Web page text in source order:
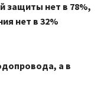
защиты нет в 78%,
нет в 32%
а в